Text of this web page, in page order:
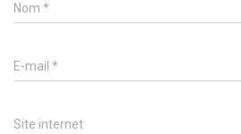
Nom *
E-mail *
Site internet